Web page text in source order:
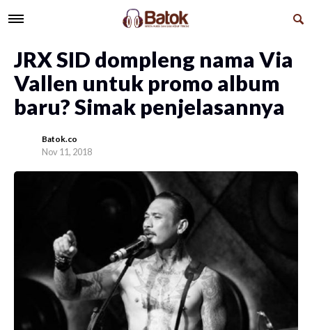
JRX SID dompleng nama Via
Vallen untuk promo album
baru? Simak penjelasannya
Batok.co
Nov 11, 2018